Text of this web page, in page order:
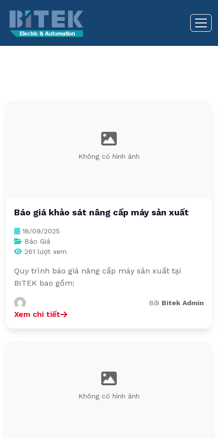
Không có hình ảnh
Báo giá khảo sát nâng cấp máy sản xuất
18/09/2025
Báo Giá
261 lượt xem
Quy trình báo giá nâng cấp máy sản xuất tại
BITEK bao gồm:
Bởi Bitek Admin
Xem chi tiết
Không có hình ảnh